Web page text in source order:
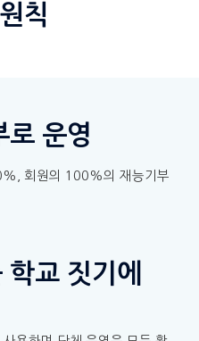
칙
운영
회원의 100%의 재능기부
교 짓기에